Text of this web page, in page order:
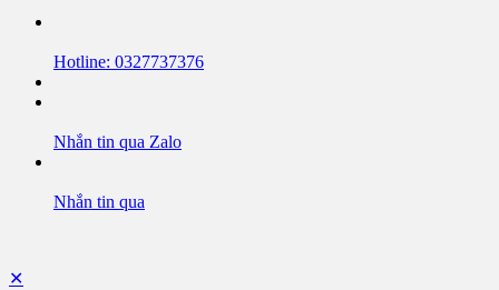
Hotline: 0327737376
Nhắn tin qua Zalo
Nhắn tin qua
✕